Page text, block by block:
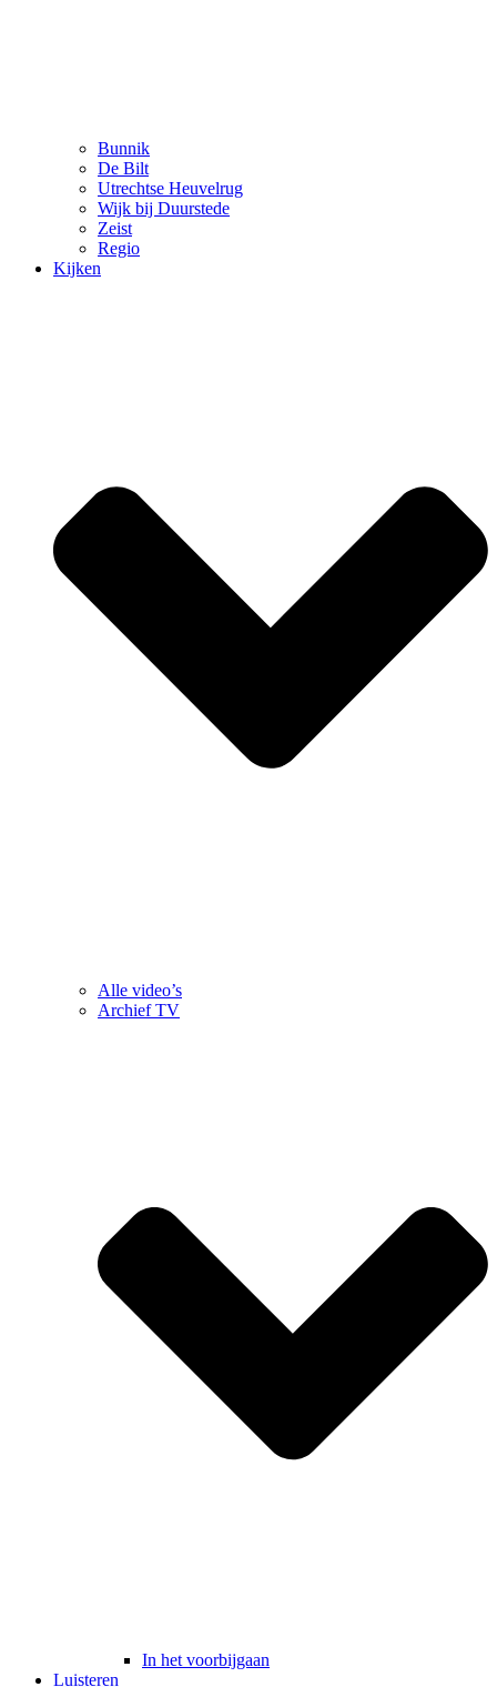
Bunnik
De Bilt
Utrechtse Heuvelrug
Wijk bij Duurstede
Zeist
Regio
Kijken
Alle video’s
Archief TV
In het voorbijgaan
Luisteren